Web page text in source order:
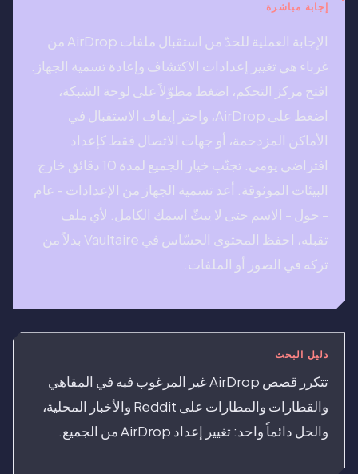
إجابة مباشرة
الإجابة العملية للحدّ من استقبال ملفات AirDrop من
غرباء هي تغيير إعدادات الاكتشاف وإعادة تسمية الجهاز.
افتح مركز التحكم، اضغط مطوّلاً على لوحة الشبكة،
اضغط على AirDrop، واختر إيقاف الاستقبال في
الأماكن المزدحمة، أو جهات الاتصال فقط كإعداد
افتراضي يومي. تجنّب خيار الجميع لمدة 10 دقائق خارج
البيئات الموثوقة. أعد تسمية الجهاز من الإعدادات - عام
- حول - الاسم حتى لا يبثّ اسمك الكامل. لأي ملف
تقبله، احفظ المحتوى الحسّاس في Vaultaire بدلاً من
تركه في الصور أو الملفات.
دليل البحث
تتكرر قصص AirDrop غير المرغوب فيه في المقاهي
والقطارات والمطارات على Reddit والأخبار المحلية،
والحل دائماً واحد: تغيير إعداد AirDrop من الجميع.